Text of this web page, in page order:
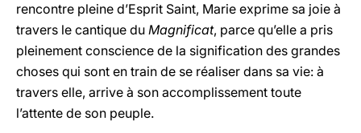
rencontre pleine d’Esprit Saint, Marie exprime sa joie à
travers le cantique du Magnificat, parce qu’elle a pris
pleinement conscience de la signification des grandes
choses qui sont en train de se réaliser dans sa vie: à
travers elle, arrive à son accomplissement toute
l’attente de son peuple.